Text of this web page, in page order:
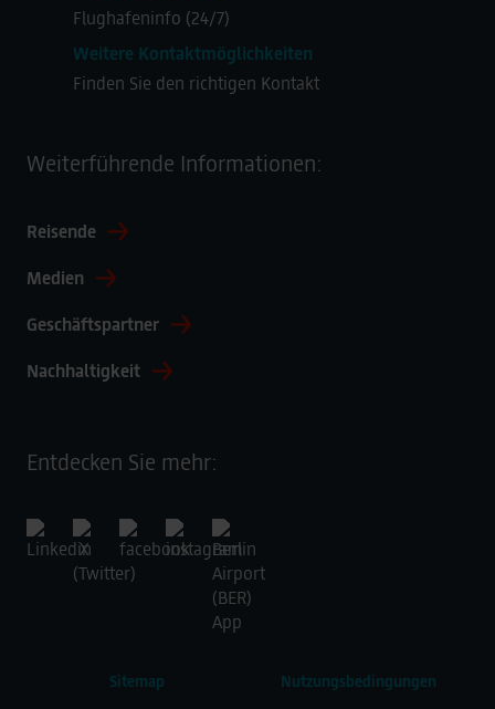
Flughafeninfo (24/7)
Weitere Kontaktmöglichkeiten
Finden Sie den richtigen Kontakt
Weiterführende Informationen:
Reisende
Medien
Geschäftspartner
Nachhaltigkeit
Entdecken Sie mehr:
Sitemap Nutzungsbedingungen